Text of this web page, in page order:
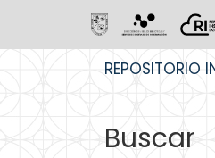
REPOSITORIO
Buscar